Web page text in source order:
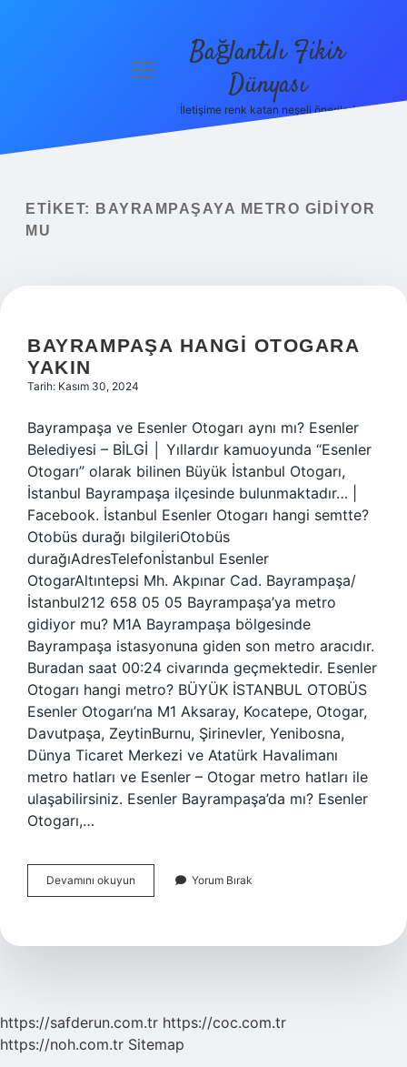
Yasal Uyarı
menüyü
Bağlantılı Fikir
Dünyası
İletişime renk katan neşeli öneriler!
ETIKET:
BAYRAMPAŞAYA METRO GIDIYOR
MU
BAYRAMPAŞA HANGI OTOGARA
YAKIN
Tarih: Kasım 30, 2024
Bayrampaşa ve Esenler Otogarı aynı mı? Esenler
Belediyesi – BİLGİ │ Yıllardır kamuoyunda “Esenler
Otogarı” olarak bilinen Büyük İstanbul Otogarı,
İstanbul Bayrampaşa ilçesinde bulunmaktadır… |
Facebook. İstanbul Esenler Otogarı hangi semtte?
Otobüs durağı bilgileriOtobüs
durağıAdresTelefonİstanbul Esenler
OtogarAltıntepsi Mh. Akpınar Cad. Bayrampaşa/
İstanbul212 658 05 05 Bayrampaşa’ya metro
gidiyor mu? M1A Bayrampaşa bölgesinde
Bayrampaşa istasyonuna giden son metro aracıdır.
Buradan saat 00:24 civarında geçmektedir. Esenler
Otogarı hangi metro? BÜYÜK İSTANBUL OTOBÜS
Esenler Otogarı’na M1 Aksaray, Kocatepe, Otogar,
Davutpaşa, ZeytinBurnu, Şirinevler, Yenibosna,
Dünya Ticaret Merkezi ve Atatürk Havalimanı
metro hatları ve Esenler – Otogar metro hatları ile
ulaşabilirsiniz. Esenler Bayrampaşa’da mı? Esenler
Otogarı,…
Devamını okuyun Bayrampaşa
Hangi
Yorum Bırak
https://safderun.com.tr https://coc.com.tr
https://noh.com.tr Sitemap